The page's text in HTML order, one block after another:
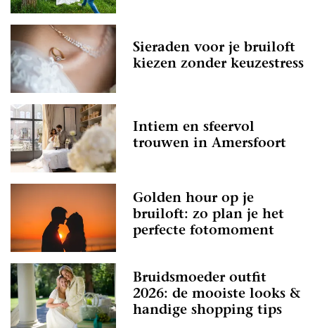
Sieraden voor je bruiloft
kiezen zonder keuzestress
Intiem en sfeervol
trouwen in Amersfoort
Golden hour op je
bruiloft: zo plan je het
perfecte fotomoment
Bruidsmoeder outfit
2026: de mooiste looks &
handige shopping tips